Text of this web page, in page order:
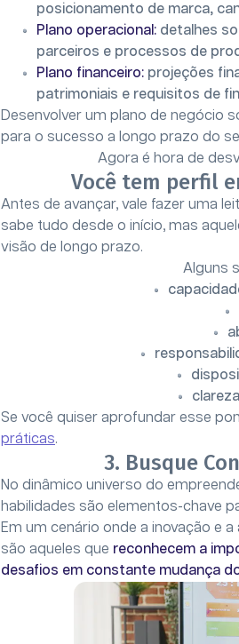
posicionamento de marca,
Plano operacional: detalhes
parceiros e processos de
Plano financeiro: projeções
patrimoniais e requisitos de
Desenvolver um plano de negócio
para o sucesso a longo prazo do
Agora é hora de
Você tem perfil
Antes de avançar, vale fazer uma
sabe tudo desde o início, mas
visão de longo prazo.
Alguns
Se você quiser aprofundar esse
práticas.
3. Busque
No dinâmico universo do
habilidades são elementos-chave
Em um cenário onde a inovação e
são aqueles que reconhecem a
desafios em constante mudança